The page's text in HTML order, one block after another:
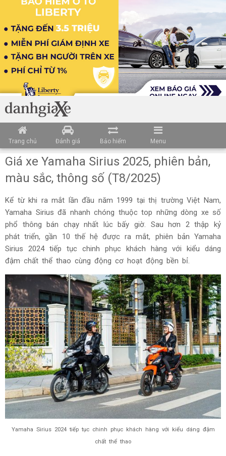
Trang chủ Đánh giá Bảo hiểm Menu
Giá xe Yamaha Sirius 2025, phiên bản,
màu sắc, thông số (T8/2025)
Kể từ khi ra mắt lần đầu năm 1999 tại thị trường Việt Nam,
Yamaha Sirius đã nhanh chóng thuộc top những dòng xe số
phổ thông bán chạy nhất lúc bấy giờ. Sau hơn 2 thập kỷ
phát triển, gần 10 thế hệ được ra mắt, phiên bản Yamaha
Sirius 2024 tiếp tục chinh phục khách hàng với kiểu dáng
đậm chất thể thao cùng động cơ hoạt động bền bỉ.
Yamaha Sirius 2024 tiếp tục chinh phục khách hàng với kiểu dáng đậm
chất thể thao